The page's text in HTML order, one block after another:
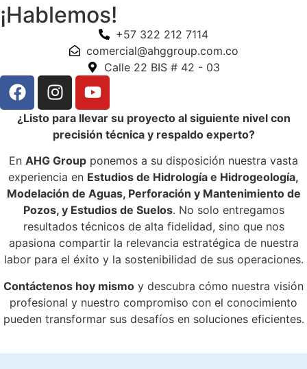
¡Hablemos!
+57 322 212 7114
comercial@ahggroup.com.co
Calle 22 BIS # 42 - 03
¿Listo para llevar su proyecto al siguiente nivel con
precisión técnica y respaldo experto?
En AHG Group ponemos a su disposición nuestra vasta
experiencia en Estudios de Hidrología e Hidrogeología,
Modelación de Aguas, Perforación y Mantenimiento de
Pozos, y Estudios de Suelos. No solo entregamos
resultados técnicos de alta fidelidad, sino que nos
apasiona compartir la relevancia estratégica de nuestra
labor para el éxito y la sostenibilidad de sus operaciones.
Contáctenos hoy mismo y descubra cómo nuestra visión
profesional y nuestro compromiso con el conocimiento
pueden transformar sus desafíos en soluciones eficientes.